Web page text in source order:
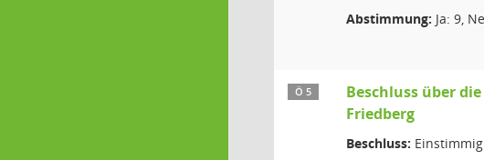
Abstimmung: Ja: 9,
Ö 5
Beschluss über
Friedberg
Beschluss: